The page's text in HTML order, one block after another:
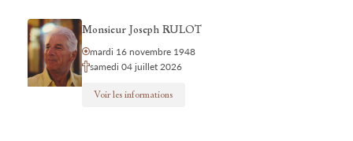
Monsieur Joseph RULOT
mardi 16 novembre 1948
samedi 04 juillet 2026
Voir les informations